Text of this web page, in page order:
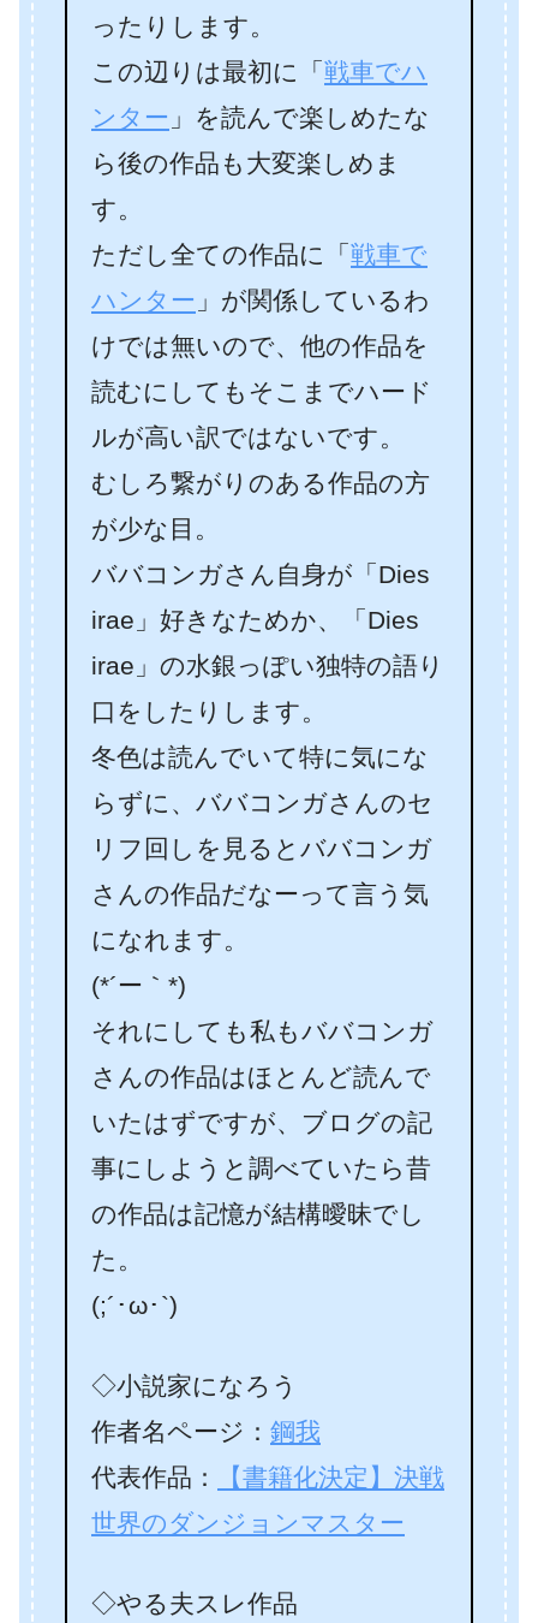
ったりします。
この辺りは最初に「 戦車でハ
ンター 」を読んで楽しめたな
ら後の作品も大変楽しめま
す。
ただし全ての作品に「 戦車で
ハンター 」が関係しているわ
けでは無いので、他の作品を
読むにしてもそこまでハード
ルが高い訳ではないです。
むしろ繋がりのある作品の方
が少な目。
ババコンガさん自身が「Dies
irae」好きなためか、「Dies
irae」の水銀っぽい独特の語り
口をしたりします。
冬色は読んでいて特に気にな
らずに、ババコンガさんのセ
リフ回しを見るとババコンガ
さんの作品だなーって言う気
になれます。
(*´ー｀*)
それにしても私もババコンガ
さんの作品はほとんど読んで
いたはずですが、ブログの記
事にしようと調べていたら昔
の作品は記憶が結構曖昧でし
た。
(;´･ω･`)
◇小説家になろう
作者名ページ： 鋼我
代表作品：
【書籍化決定】決戦
世界のダンジョンマスター
◇やる夫スレ作品